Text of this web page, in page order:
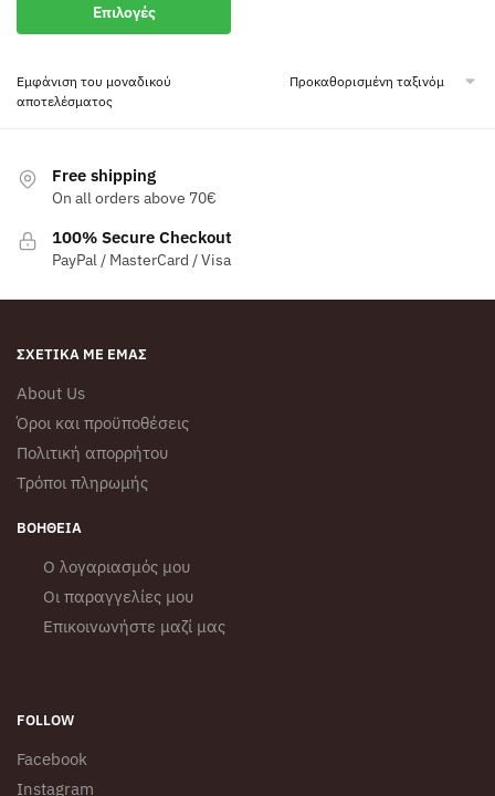
Επιλογές
το
έχει
πολλαπλές
επιλογές
να
επιλεγούν
στη
του
Εμφάνιση του μοναδικού
αποτελέσματος
Free shipping
On all orders above 70€
100% Secure Checkout
PayPal / MasterCard / Visa
ΣΧΕΤΙΚΆ ΜΕ ΕΜΆΣ
About Us
Όροι και προϋποθέσεις
Πολιτική απορρήτου
Τρόποι πληρωμής
ΒΟΉΘΕΙΑ
Ο λογαριασμός μου
Οι παραγγελίες μου
Επικοινωνήστε μαζί μας
FOLLOW
Facebook
Instagram